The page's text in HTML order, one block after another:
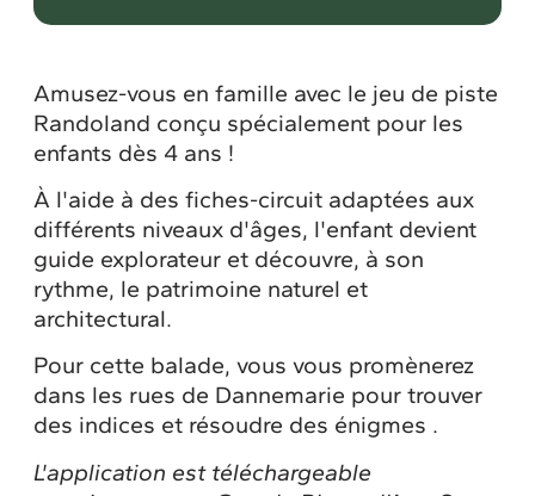
Amusez-vous en famille avec le jeu de piste
Randoland conçu spécialement pour les
enfants dès 4 ans !
À l'aide à des fiches-circuit adaptées aux
différents niveaux d'âges, l'enfant devient
guide explorateur et découvre, à son
rythme, le patrimoine naturel et
architectural.
Pour cette balade, vous vous promènerez
dans les rues de Dannemarie pour trouver
des indices et résoudre des énigmes .
L'application est téléchargeable